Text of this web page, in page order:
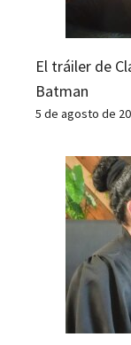
El tráiler de
Batman
5 de agosto de